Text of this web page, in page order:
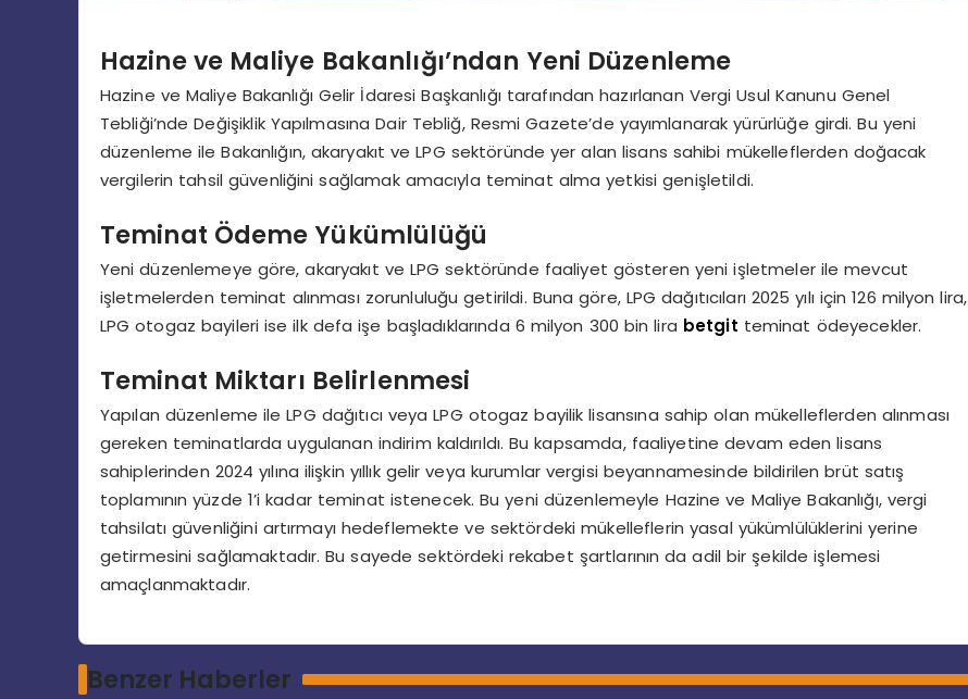
Hazine ve Maliye Bakanlığı’ndan Yeni Düzenleme
Hazine ve Maliye Bakanlığı Gelir İdaresi Başkanlığı tarafından hazırlanan Vergi Usul Kanunu Genel
Tebliği’nde Değişiklik Yapılmasına Dair Tebliğ, Resmi Gazete’de yayımlanarak yürürlüğe girdi. Bu yeni
düzenleme ile Bakanlığın, akaryakıt ve LPG sektöründe yer alan lisans sahibi mükelleflerden doğacak
vergilerin tahsil güvenliğini sağlamak amacıyla teminat alma yetkisi genişletildi.
Teminat Ödeme Yükümlülüğü
Yeni düzenlemeye göre, akaryakıt ve LPG sektöründe faaliyet gösteren yeni işletmeler ile mevcut
işletmelerden teminat alınması zorunluluğu getirildi. Buna göre, LPG dağıtıcıları 2025 yılı için 126 milyon lira,
LPG otogaz bayileri ise ilk defa işe başladıklarında 6 milyon 300 bin lira betgit teminat ödeyecekler.
Teminat Miktarı Belirlenmesi
Yapılan düzenleme ile LPG dağıtıcı veya LPG otogaz bayilik lisansına sahip olan mükelleflerden alınması
gereken teminatlarda uygulanan indirim kaldırıldı. Bu kapsamda, faaliyetine devam eden lisans
sahiplerinden 2024 yılına ilişkin yıllık gelir veya kurumlar vergisi beyannamesinde bildirilen brüt satış
toplamının yüzde 1’i kadar teminat istenecek. Bu yeni düzenlemeyle Hazine ve Maliye Bakanlığı, vergi
tahsilatı güvenliğini artırmayı hedeflemekte ve sektördeki mükelleflerin yasal yükümlülüklerini yerine
getirmesini sağlamaktadır. Bu sayede sektördeki rekabet şartlarının da adil bir şekilde işlemesi
amaçlanmaktadır.
Benzer Haberler